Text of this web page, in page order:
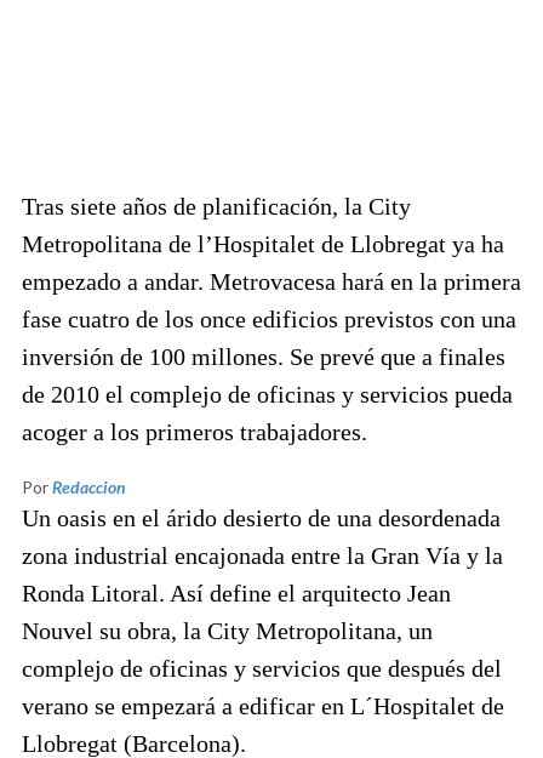
Tras siete años de planificación, la City
Metropolitana de l’Hospitalet de Llobregat ya ha
empezado a andar. Metrovacesa hará en la primera
fase cuatro de los once edificios previstos con una
inversión de 100 millones. Se prevé que a finales
de 2010 el complejo de oficinas y servicios pueda
acoger a los primeros trabajadores.
PorRedaccion
Un oasis en el árido desierto de una desordenada
zona industrial encajonada entre la Gran Vía y la
Ronda Litoral. Así define el arquitecto Jean
Nouvel su obra, la City Metropolitana, un
complejo de oficinas y servicios que después del
verano se empezará a edificar en L´Hospitalet de
Llobregat (Barcelona).